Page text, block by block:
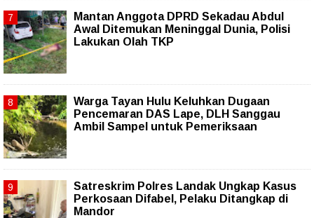
Mantan Anggota DPRD Sekadau Abdul
Awal Ditemukan Meninggal Dunia, Polisi
Lakukan Olah TKP
Warga Tayan Hulu Keluhkan Dugaan
Pencemaran DAS Lape, DLH Sanggau
Ambil Sampel untuk Pemeriksaan
Satreskrim Polres Landak Ungkap Kasus
Perkosaan Difabel, Pelaku Ditangkap di
Mandor